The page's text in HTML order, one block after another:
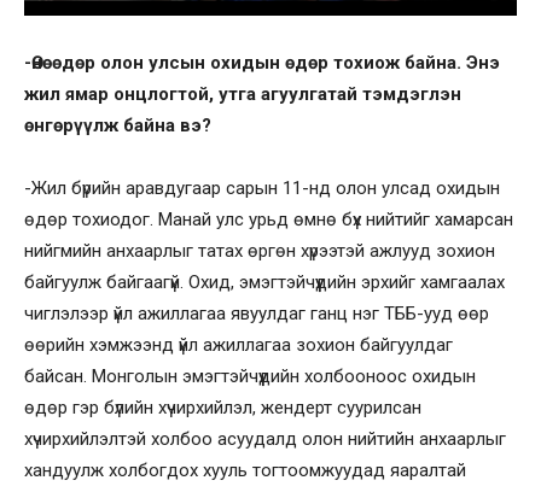
-Өнөөдөр олон улсын охидын өдөр тохиож байна. Энэ
жил ямар онцлогтой, утга агуулгатай тэмдэглэн
өнгөрүүлж байна вэ?
-Жил бүрийн аравдугаар сарын 11-нд олон улсад охидын
өдөр тохиодог. Манай улс урьд өмнө бүх нийтийг хамарсан
нийгмийн анхаарлыг татах өргөн хүрээтэй ажлууд зохион
байгуулж байгаагүй. Охид, эмэгтэйчүүдийн эрхийг хамгаалах
чиглэлээр үйл ажиллагаа явуулдаг ганц нэг ТББ-ууд өөр
өөрийн хэмжээнд үйл ажиллагаа зохион байгуулдаг
байсан. Монголын эмэгтэйчүүдийн холбооноос охидын
өдөр гэр бүлийн хүчирхийлэл, жендерт суурилсан
хүчирхийлэлтэй холбоо асуудалд олон нийтийн анхаарлыг
хандуулж холбогдох хууль тогтоомжуудад яаралтай